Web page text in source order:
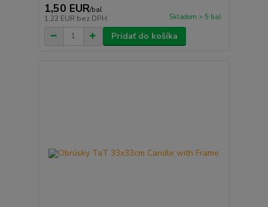
1,50 EUR/bal
1,22 EUR bez DPH Skladom > 5 bal
Pridať do košíka